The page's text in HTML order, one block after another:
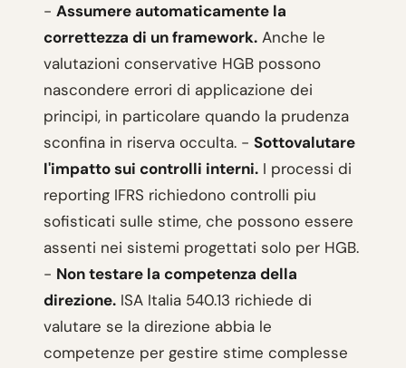
- Assumere automaticamente la
correttezza di un framework. Anche le
valutazioni conservative HGB possono
nascondere errori di applicazione dei
principi, in particolare quando la prudenza
sconfina in riserva occulta. - Sottovalutare
l'impatto sui controlli interni. I processi di
reporting IFRS richiedono controlli piu
sofisticati sulle stime, che possono essere
assenti nei sistemi progettati solo per HGB.
- Non testare la competenza della
direzione. ISA Italia 540.13 richiede di
valutare se la direzione abbia le
competenze per gestire stime complesse